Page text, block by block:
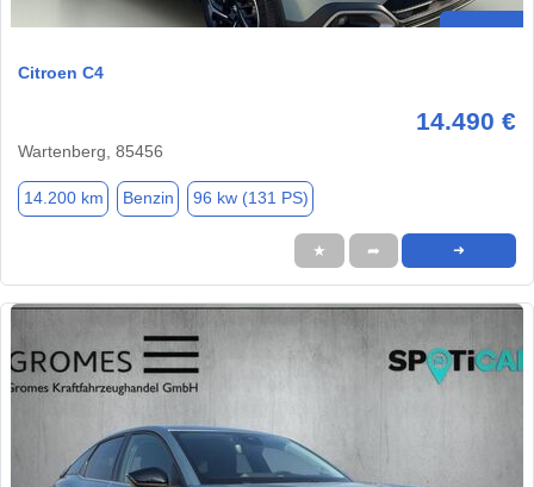
Citroen C4
14.490 €
Wartenberg, 85456
14.200 km Benzin 96 kw (131 PS)
★ ➦ ➜